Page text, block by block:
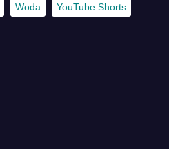
Woda YouTube Shorts